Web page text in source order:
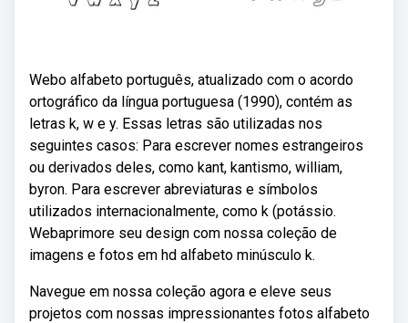
Webo alfabeto português, atualizado com o acordo
ortográfico da língua portuguesa (1990), contém as
letras k, w e y. Essas letras são utilizadas nos
seguintes casos: Para escrever nomes estrangeiros
ou derivados deles, como kant, kantismo, william,
byron. Para escrever abreviaturas e símbolos
utilizados internacionalmente, como k (potássio.
Webaprimore seu design com nossa coleção de
imagens e fotos em hd alfabeto minúsculo k.
Navegue em nossa coleção agora e eleve seus
projetos com nossas impressionantes fotos alfabeto